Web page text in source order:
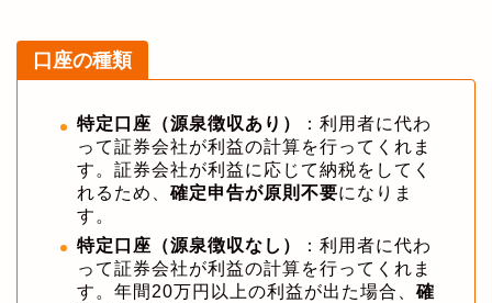
口座の種類
特定口座（源泉徴収あり）
：利用者に代わ
って証券会社が利益の計算を行ってくれま
す。証券会社が利益に応じて納税をしてく
れるため、 確定申告が原則不要になりま
す。
特定口座（源泉徴収なし）
：利用者に代わ
って証券会社が利益の計算を行ってくれま
す。年間20万円以上の利益が出た場合、 確